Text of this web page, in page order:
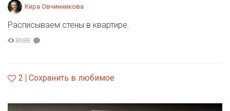
Кира Овчинникова
Расписываем стены в квартире.
8688
2 Сохранить в любимое